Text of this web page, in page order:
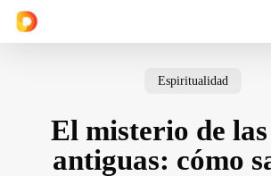
Skip
Cart
Espiritualidad
El misterio de
antiguas: cómo